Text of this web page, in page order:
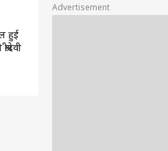
हुई
Advertisement